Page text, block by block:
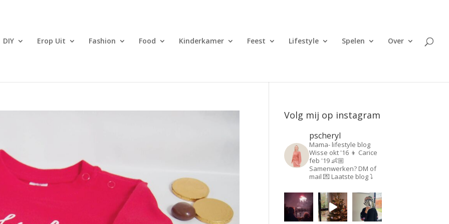
DIY Erop Uit Fashion Food Kinderkamer Feest Lifestyle Spelen Over
Volg mij op instagram
pscheryl
Mama- lifestyle blog
Wisse okt '16 👦 Carice
feb '19 👶🏼
Samenwerken? DM of
mail 💌 Laatste blog ⤵️